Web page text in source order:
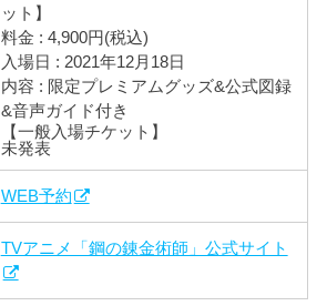
ット】
料金 : 4,900円(税込)
入場日 : 2021年12月18日
内容 : 限定プレミアムグッズ&公式図録
&音声ガイド付き
【一般入場チケット】
未発表
WEB予約
TVアニメ「鋼の錬金術師」公式サイト